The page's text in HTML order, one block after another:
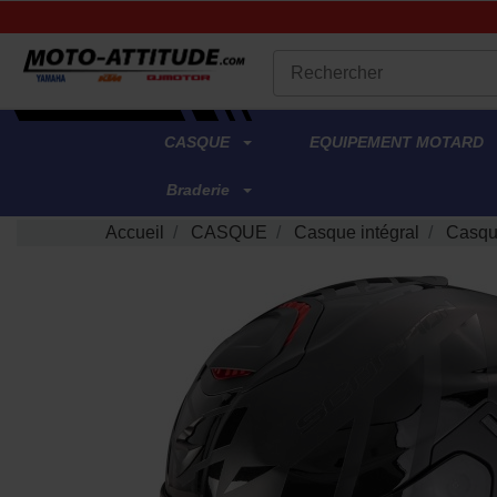
.
CASQUE EQUIPEMENT MOTARD
Braderie
Accueil CASQUE Casque intégral